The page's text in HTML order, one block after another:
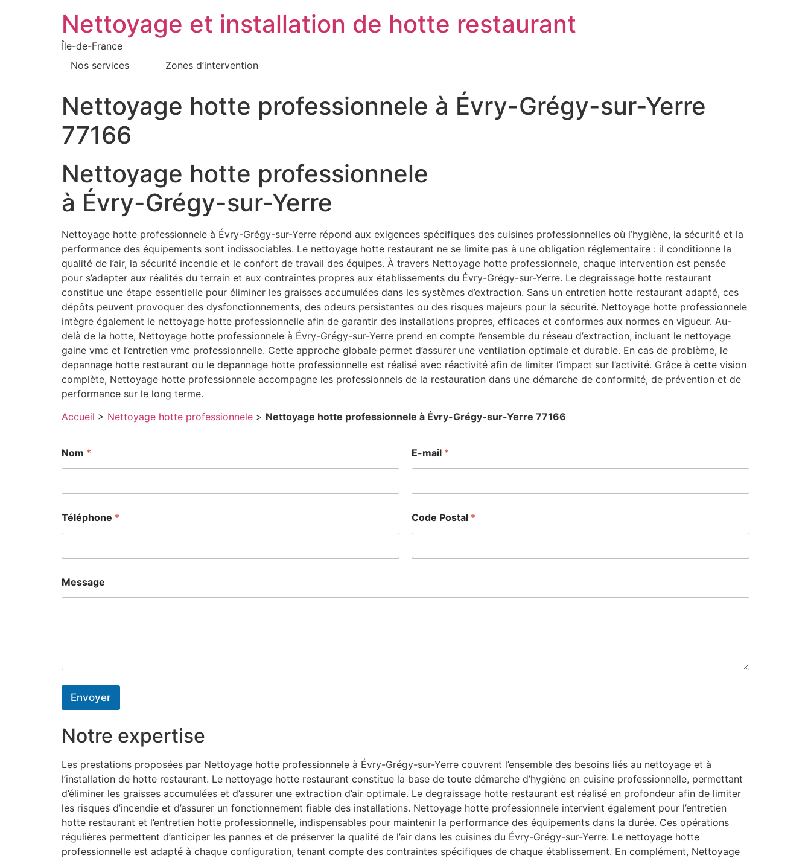
Nettoyage et installation de hotte restaurant
Île-de-France
Nos services
Zones d’intervention
Nettoyage hotte professionnele à Évry-Grégy-sur-Yerre
77166
Nettoyage hotte professionnele
à Évry-Grégy-sur-Yerre
Nettoyage hotte professionnele à Évry-Grégy-sur-Yerre répond aux exigences spécifiques des cuisines professionnelles où l’hygiène, la sécurité et la
performance des équipements sont indissociables. Le nettoyage hotte restaurant ne se limite pas à une obligation réglementaire : il conditionne la
qualité de l’air, la sécurité incendie et le confort de travail des équipes. À travers Nettoyage hotte professionnele, chaque intervention est pensée
pour s’adapter aux réalités du terrain et aux contraintes propres aux établissements du Évry-Grégy-sur-Yerre. Le degraissage hotte restaurant
constitue une étape essentielle pour éliminer les graisses accumulées dans les systèmes d’extraction. Sans un entretien hotte restaurant adapté, ces
dépôts peuvent provoquer des dysfonctionnements, des odeurs persistantes ou des risques majeurs pour la sécurité. Nettoyage hotte professionnele
intègre également le nettoyage hotte professionnelle afin de garantir des installations propres, efficaces et conformes aux normes en vigueur. Au-
delà de la hotte, Nettoyage hotte professionnele à Évry-Grégy-sur-Yerre prend en compte l’ensemble du réseau d’extraction, incluant le nettoyage
gaine vmc et l’entretien vmc professionnelle. Cette approche globale permet d’assurer une ventilation optimale et durable. En cas de problème, le
depannage hotte restaurant ou le depannage hotte professionnelle est réalisé avec réactivité afin de limiter l’impact sur l’activité. Grâce à cette vision
complète, Nettoyage hotte professionnele accompagne les professionnels de la restauration dans une démarche de conformité, de prévention et de
performance sur le long terme.
Accueil > Nettoyage hotte professionnele > Nettoyage hotte professionnele à Évry-Grégy-sur-Yerre 77166
Nom * E-mail *
Téléphone * Code Postal *
Message
Envoyer
Notre expertise
Les prestations proposées par Nettoyage hotte professionnele à Évry-Grégy-sur-Yerre couvrent l’ensemble des besoins liés au nettoyage et à
l’installation de hotte restaurant. Le nettoyage hotte restaurant constitue la base de toute démarche d’hygiène en cuisine professionnelle, permettant
d’éliminer les graisses accumulées et d’assurer une extraction d’air optimale. Le degraissage hotte restaurant est réalisé en profondeur afin de limiter
les risques d’incendie et d’assurer un fonctionnement fiable des installations. Nettoyage hotte professionnele intervient également pour l’entretien
hotte restaurant et l’entretien hotte professionnelle, indispensables pour maintenir la performance des équipements dans la durée. Ces opérations
régulières permettent d’anticiper les pannes et de préserver la qualité de l’air dans les cuisines du Évry-Grégy-sur-Yerre. Le nettoyage hotte
professionnelle est adapté à chaque configuration, tenant compte des contraintes spécifiques de chaque établissement. En complément, Nettoyage